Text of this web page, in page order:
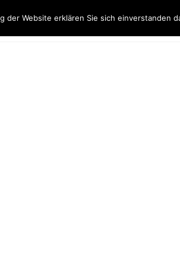
AKTUELLES
Website erklären Sie sich einverstanden